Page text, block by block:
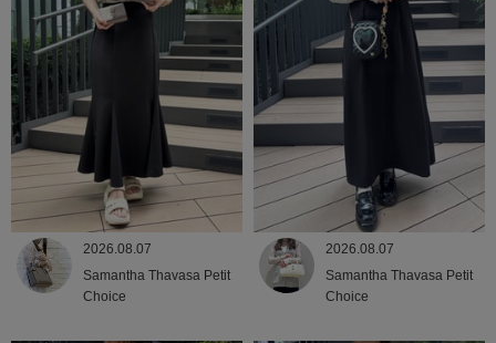
2026.08.07
Samantha Thavasa Petit
Choice
2026.08.07
Samantha Thavasa Petit
Choice